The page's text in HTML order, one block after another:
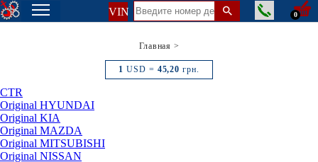
VIN 0
Главная >
1 USD = 45,20 грн.
CTR
Original HYUNDAI
Original KIA
Original MAZDA
Original MITSUBISHI
Original NISSAN